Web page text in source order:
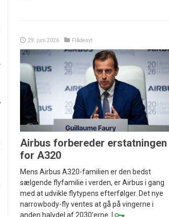
29. juni 2026 Flådenyt
Airbus forbereder erstatningen
for A320
Mens Airbus A320-familien er den bedst
sælgende flyfamilie i verden, er Airbus i gang
med at udvikle flytypens efterfølger. Det nye
narrowbody-fly ventes at gå på vingerne i
anden halvdel af 2030’erne. |